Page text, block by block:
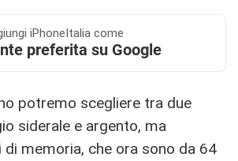
iPhoneItalia come
preferita su Google
potremo scegliere tra due
siderale e argento, ma
di memoria, che ora sono da 64